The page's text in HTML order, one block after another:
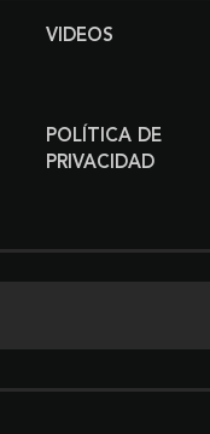
VIDEOS
POLÍTICA DE
PRIVACIDAD